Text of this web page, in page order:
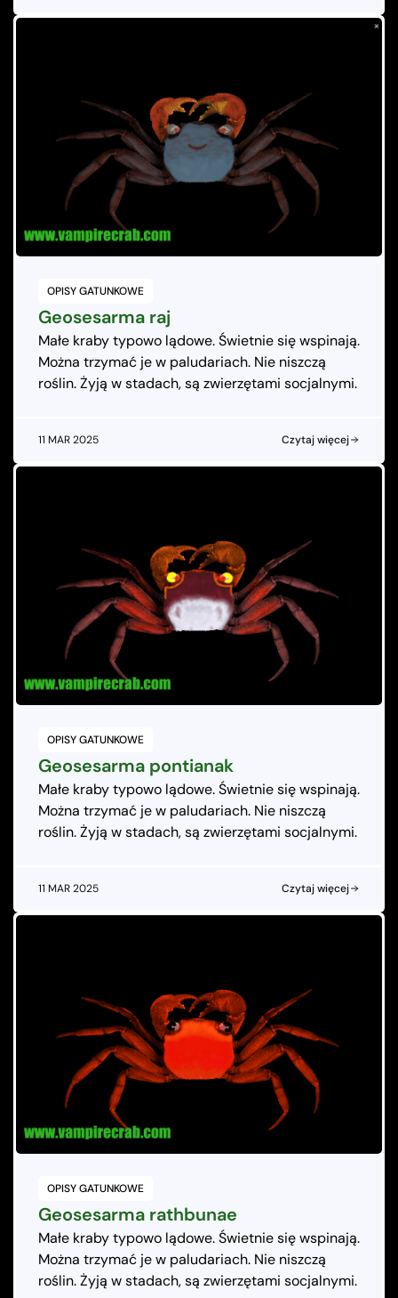
OPISY GATUNKOWE
Geosesarma raj
Małe kraby typowo lądowe. Świetnie się wspinają.
Można trzymać je w paludariach. Nie niszczą
roślin. Żyją w stadach, są zwierzętami socjalnymi.
11 MAR 2025 Czytaj więcej
OPISY GATUNKOWE
Geosesarma pontianak
Małe kraby typowo lądowe. Świetnie się wspinają.
Można trzymać je w paludariach. Nie niszczą
roślin. Żyją w stadach, są zwierzętami socjalnymi.
11 MAR 2025 Czytaj więcej
OPISY GATUNKOWE
Geosesarma rathbunae
Małe kraby typowo lądowe. Świetnie się wspinają.
Można trzymać je w paludariach. Nie niszczą
roślin. Żyją w stadach, są zwierzętami socjalnymi.